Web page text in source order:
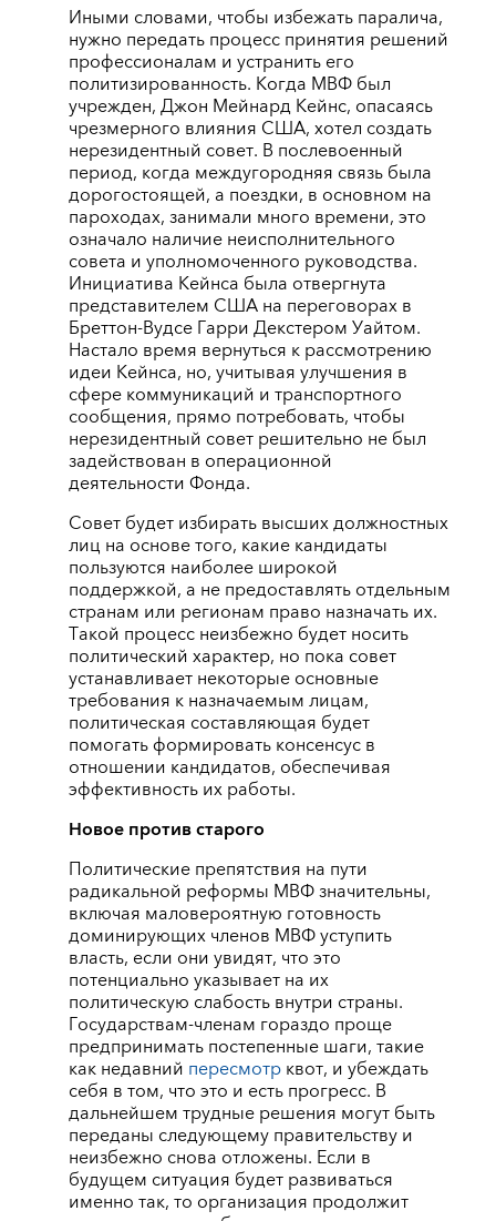
Иными словами, чтобы избежать паралича,
нужно передать процесс принятия решений
профессионалам и устранить его
политизированность. Когда МВФ был
учрежден, Джон Мейнард Кейнс, опасаясь
чрезмерного влияния США, хотел создать
нерезидентный совет. В послевоенный
период, когда междугородняя связь была
дорогостоящей, а поездки, в основном на
пароходах, занимали много времени, это
означало наличие неисполнительного
совета и уполномоченного руководства.
Инициатива Кейнса была отвергнута
представителем США на переговорах в
Бреттон-Вудсе Гарри Декстером Уайтом.
Настало время вернуться к рассмотрению
идеи Кейнса, но, учитывая улучшения в
сфере коммуникаций и транспортного
сообщения, прямо потребовать, чтобы
нерезидентный совет решительно не был
задействован в операционной
деятельности Фонда.
Совет будет избирать высших должностных
лиц на основе того, какие кандидаты
пользуются наиболее широкой
поддержкой, а не предоставлять отдельным
странам или регионам право назначать их.
Такой процесс неизбежно будет носить
политический характер, но пока совет
устанавливает некоторые основные
требования к назначаемым лицам,
политическая составляющая будет
помогать формировать консенсус в
отношении кандидатов, обеспечивая
эффективность их работы.
Новое против старого
Политические препятствия на пути
радикальной реформы МВФ значительны,
включая маловероятную готовность
доминирующих членов МВФ уступить
власть, если они увидят, что это
потенциально указывает на их
политическую слабость внутри страны.
Государствам-членам гораздо проще
предпринимать постепенные шаги, такие
как недавний пересмотрквот, и убеждать
себя в том, что это и есть прогресс. В
дальнейшем трудные решения могут быть
переданы следующему правительству и
неизбежно снова отложены. Если в
будущем ситуация будет развиваться
именно так, то организация продолжит